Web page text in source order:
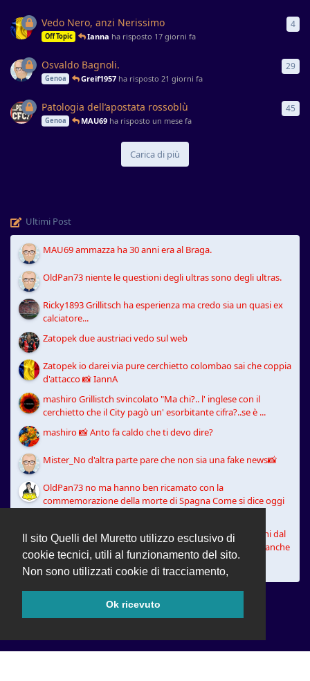
Il sito Quelli del Muretto utilizzo esclusivo di
cookie tecnici, utili al funzionamento del sito.
Non sono utilizzati cookie di tracciamento,
Ok ricevuto
Vedo Nero, anzi Nerissimo
Off Topic Ianna ha risposto 17 giorni fa
4
Osvaldo Bagnoli.
Genoa Greif1957 ha risposto21 giorni fa
29
Patologia dell’apostata rossoblù
Genoa MAU69 ha risposto un mese fa
45
Carica di più
Ultimi Post
MAU69 ammazza ha 30 anni era al Braga.
OldPan73 niente le questioni degli ultras sono degli ultras.
Ricky1893 Grillitsch ha esperienza ma credo sia un quasi ex
calciatore...
Zatopek due austriaci vedo sul web
Zatopek io darei via pure cerchietto colombao sai che coppia
d'attacco 📸 IannA
mashiro Grillistch svincolato "Ma chi?.. l' inglese con il
cerchietto che il City pagò un' esorbitante cifra?..se è ...
mashiro 📸 Anto fa caldo che ti devo dire?
Mister_No d'altra parte pare che non sia una fake news📸
OldPan73 no ma hanno ben ricamato con la
commemorazione della morte di Spagna Come si dice oggi
Frosinone che dopo Masini prende Schmid per 8 milioni dal
Werder e Grillistch svincolato. Cominciano a muoversi anche
...